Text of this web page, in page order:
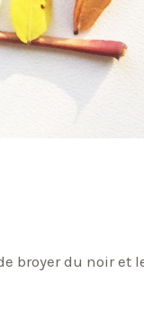
broyer du noir et